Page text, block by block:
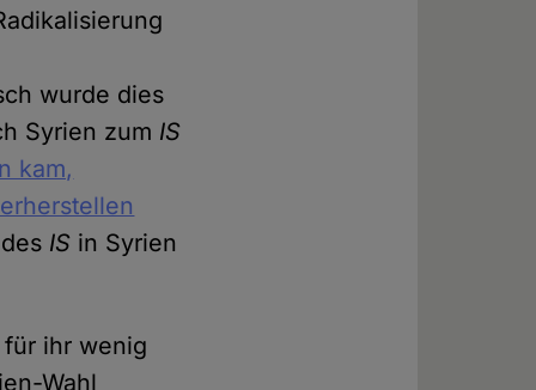
wurde dies
Syrien zum IS
kam,
IS in Syrien
ihr wenig
Wahl